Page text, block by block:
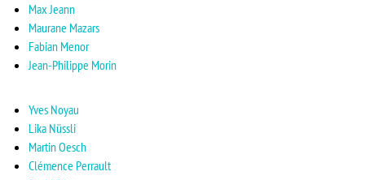
Max Jeann
Maurane Mazars
Fabian Menor
Jean-Philippe Morin
Yves Noyau
Lika Nüssli
Martin Oesch
Clémence Perrault